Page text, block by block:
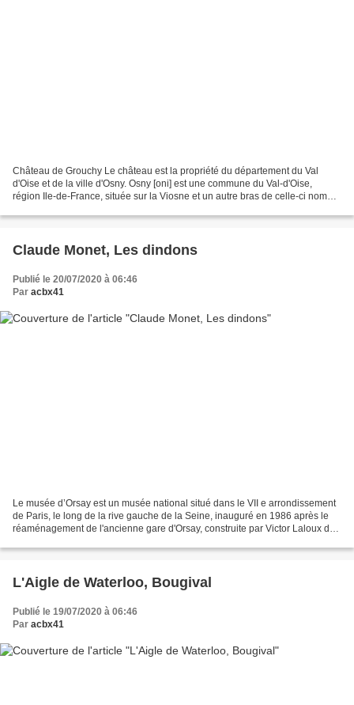
Château de Grouchy Le château est la propriété du département du Val
d'Oise et de la ville d'Osny. Osny [oni] est une commune du Val-d'Oise,
région Ile-de-France, située sur la Viosne et un autre bras de celle-ci nommé
Claude Monet, Les dindons
Publié le 20/07/2020 à 06:46
Par acbx41
Le musée d’Orsay est un musée national situé dans le VII e arrondissement
de Paris, le long de la rive gauche de la Seine, inauguré en 1986 après le
réaménagement de l'ancienne gare d'Orsay, construite par Victor Laloux de
L'Aigle de Waterloo, Bougival
Publié le 19/07/2020 à 06:46
Par acbx41